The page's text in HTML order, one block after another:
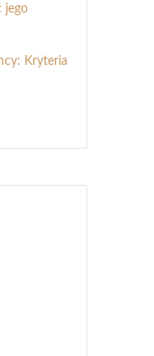
jego
Kryteria